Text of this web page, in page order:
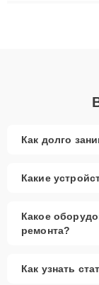
Как долго
Какие
Какое
ремонта?
Как узнать